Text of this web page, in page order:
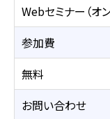
Webセミナー（オ
参加費
無料
お問い合わせ